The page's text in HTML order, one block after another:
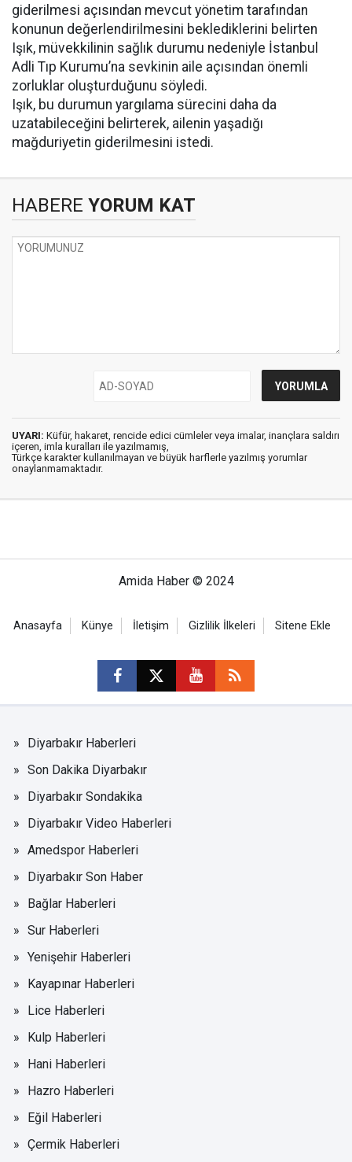
giderilmesi açısından mevcut yönetim tarafından
konunun değerlendirilmesini beklediklerini belirten
Işık, müvekkilinin sağlık durumu nedeniyle İstanbul
Adli Tıp Kurumu’na sevkinin aile açısından önemli
zorluklar oluşturduğunu söyledi.
Işık, bu durumun yargılama sürecini daha da
uzatabileceğini belirterek, ailenin yaşadığı
mağduriyetin giderilmesini istedi.
HABERE YORUM KAT
UYARI: Küfür, hakaret, rencide edici cümleler veya imalar, inançlara saldırı
içeren, imla kuralları ile yazılmamış,
Türkçe karakter kullanılmayan ve büyük harflerle yazılmış yorumlar
onaylanmamaktadır.
Amida Haber © 2024
Anasayfa Künye İletişim Gizlilik İlkeleri Sitene Ekle
Diyarbakır Haberleri
Son Dakika Diyarbakır
Diyarbakır Sondakika
Diyarbakır Video Haberleri
Amedspor Haberleri
Diyarbakır Son Haber
Bağlar Haberleri
Sur Haberleri
Yenişehir Haberleri
Kayapınar Haberleri
Lice Haberleri
Kulp Haberleri
Hani Haberleri
Hazro Haberleri
Eğil Haberleri
Çermik Haberleri